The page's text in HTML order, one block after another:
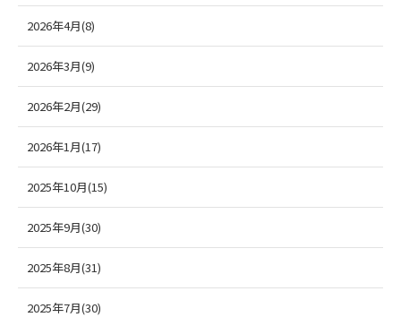
2026年4月(8)
2026年3月(9)
2026年2月(29)
2026年1月(17)
2025年10月(15)
2025年9月(30)
2025年8月(31)
2025年7月(30)